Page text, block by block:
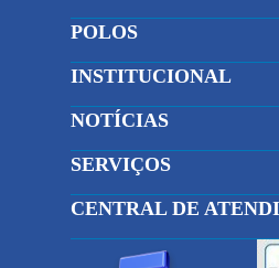
POLOS
INSTITUCIONAL
NOTÍCIAS
SERVIÇOS
CENTRAL DE